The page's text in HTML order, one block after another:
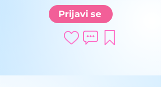
Prijavi se